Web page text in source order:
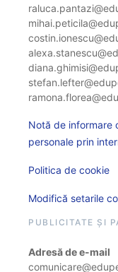
Notă de informare
personale prin
Politica de cookie
Modifică setarile
PUBLICITATE ȘI
Adresă de e-mail